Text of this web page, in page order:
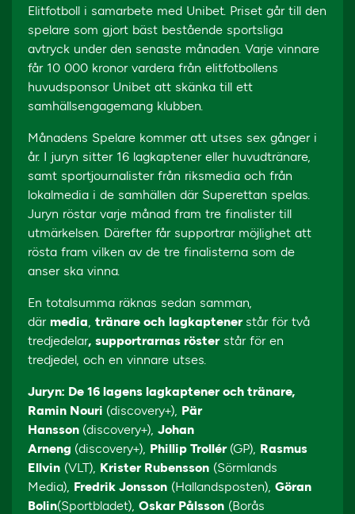
Elitfotboll i samarbete med Unibet. Priset går till den
spelare som gjort bäst bestående sportsliga
avtryck under den senaste månaden. Varje vinnare
får 10 000 kronor vardera från elitfotbollens
huvudsponsor Unibet att skänka till ett
samhällsengagemang klubben.
Månadens Spelare kommer att utses sex gånger i
år. I juryn sitter 16 lagkaptener eller huvudtränare,
samt sportjournalister från riksmedia och från
lokalmedia i de samhällen där Superettan spelas.
Juryn röstar varje månad fram tre finalister till
utmärkelsen. Därefter får supportrar möjlighet att
rösta fram vilken av de tre finalisterna som de
anser ska vinna.
En totalsumma räknas sedan samman,
där media, tränare och lagkaptener står för två
tredjedelar, supportrarnas rösterstår för en
tredjedel, och en vinnare utses.
Juryn: De 16 lagens lagkaptener och tränare,
Ramin Nouri (discovery+), Pär
Hansson (discovery+), Johan
Arneng (discovery+), Phillip Trollér (GP), Rasmus
Ellvin (VLT), Krister Rubensson (Sörmlands
Media), Fredrik Jonsson (Hallandsposten), Göran
Bolin(Sportbladet), Oskar Pålsson (Borås